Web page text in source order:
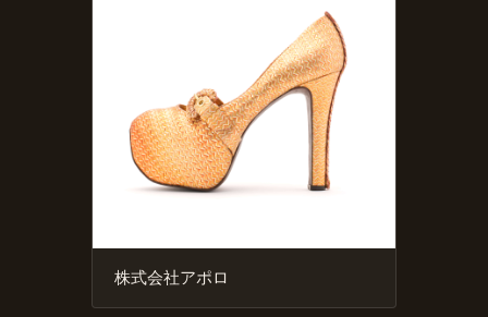
株式会社アポロ